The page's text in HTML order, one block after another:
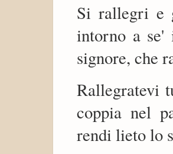
Si rallegri e
intorno a se'
signore, che
Rallegratevi
coppia nel
rendi lieto lo